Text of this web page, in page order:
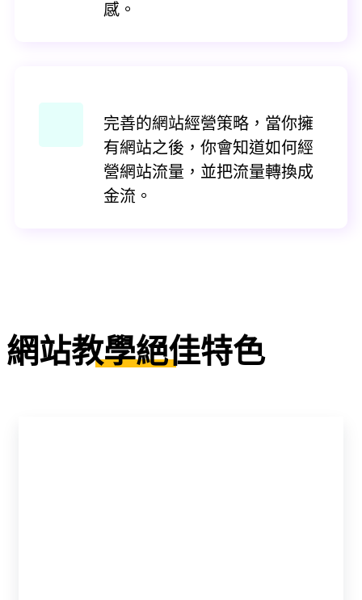
感。
完善的網站經營策略，當你擁
有網站之後，你會知道如何經
營網站流量，並把流量轉換成
金流。
網站教學絕佳特色